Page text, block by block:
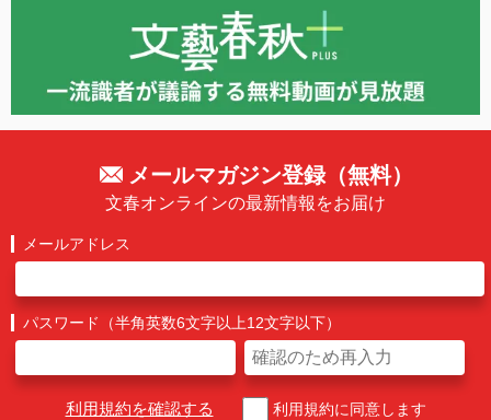
メールマガジン登録（無料）
文春オンラインの最新情報をお届け
メールアドレス
パスワード（半角英数6文字以上12文字以下）
利用規約を確認する 利用規約に同意します